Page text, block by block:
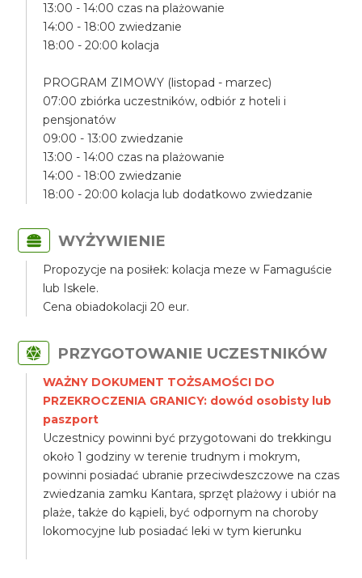
13:00 - 14:00 czas na plażowanie
14:00 - 18:00 zwiedzanie
18:00 - 20:00 kolacja
PROGRAM ZIMOWY (listopad - marzec)
07:00 zbiórka uczestników, odbiór z hoteli i
pensjonatów
09:00 - 13:00 zwiedzanie
13:00 - 14:00 czas na plażowanie
14:00 - 18:00 zwiedzanie
18:00 - 20:00 kolacja lub dodatkowo zwiedzanie
WYŻYWIENIE
Propozycje na posiłek: kolacja meze w Famaguście
lub Iskele.
Cena obiadokolacji 20 eur.
PRZYGOTOWANIE UCZESTNIKÓW
WAŻNY DOKUMENT TOŻSAMOŚCI DO
PRZEKROCZENIA GRANICY: dowód osobisty lub
paszport
Uczestnicy powinni być przygotowani do trekkingu
około 1 godziny w terenie trudnym i mokrym,
powinni posiadać ubranie przeciwdeszczowe na czas
zwiedzania zamku Kantara, sprzęt plażowy i ubiór na
plaże, także do kąpieli, być odpornym na choroby
lokomocyjne lub posiadać leki w tym kierunku